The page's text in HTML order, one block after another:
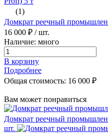
(1)
Домкрат реечный
16 000 ₽ / шт.
Наличие: много
В корзину
Подробнее
Общая стоимость: 16 000 ₽
Вам может понравиться
Домкрат реечный
шт.